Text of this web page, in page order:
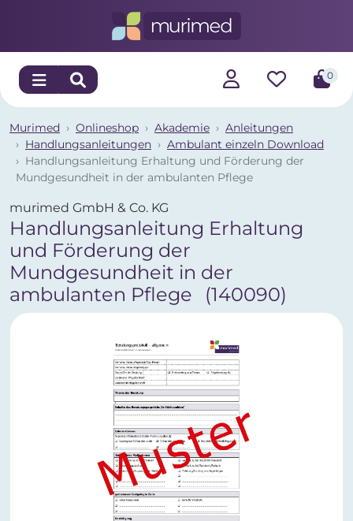
0
Murimed Onlineshop Akademie
Anleitungen
Handlungsanleitungen
Ambulant einzeln Download
Handlungsanleitung Erhaltung und Förderung der
Mundgesundheit in der ambulanten Pflege
murimed GmbH & Co. KG
Handlungsanleitung Erhaltung
und Förderung der
Mundgesundheit in der
ambulanten Pflege
(140090)